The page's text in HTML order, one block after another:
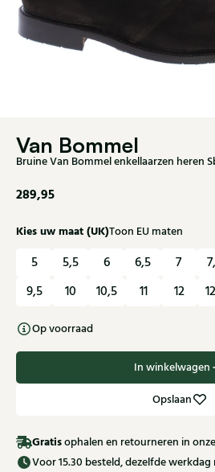
Van Bommel
Bruine Van Bommel enkellaarzen heren
289,95
Kies uw maat (UK)Toon EU maten
5 5,5 6 6,5 7
9,5
10 10,5 11 12
Op voorraad
In winkelwagen
Opslaan
Gratisophalen en retourneren in
Voor 15.30 besteld, dezelfde